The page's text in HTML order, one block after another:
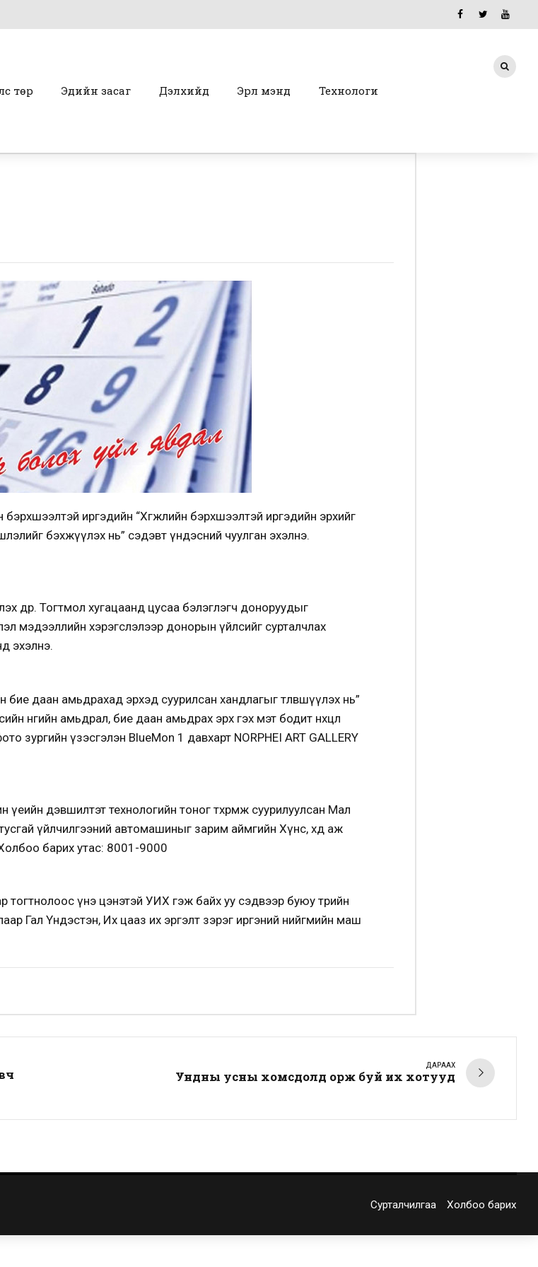
төр Эдийн засаг Дэлхийд Эрүүл мэнд Технологи
бэрхшээлтэй иргэдийн “Хөгжлийн бэрхшээлтэй иргэдийн эрхийг
бэхжүүлэх нь” сэдэвт үндэсний чуулган эхэлнэ.
өдөр. Тогтмол хугацаанд цусаа бэлэглэгч доноруудыг
мэдээллийн хэрэгслэлээр донорын үйлсийг сурталчлах
эхэлнэ.
бие даан амьдрахад эрхэд суурилсан хандлагыг төлөвшүүлэх нь”
өнөөгийн амьдрал, бие даан амьдрах эрх гэх мэт бодит нөхцөл
зургийн үзэсгэлэн BlueMon 1 давхарт NORPHEI ART GALLERY
дэвшилтэт технологийн тоног төхөөрөмж суурилуулсан Мал
үйлчилгээний автомашиныг зарим аймгийн Хүнс, хөдөө аж
Холбоо барих утас: 8001-9000
тогтнолоос үнэ цэнэтэй УИХ гэж байх уу сэдвээр буюу төрийн
Гал Үндэстэн, Их цааз их эргэлт зэрэг иргэний нийгмийн маш
ДАРААХ
Ундны усны хомсдолд орж буй их хотууд
Сурталчилгаа Холбоо барих